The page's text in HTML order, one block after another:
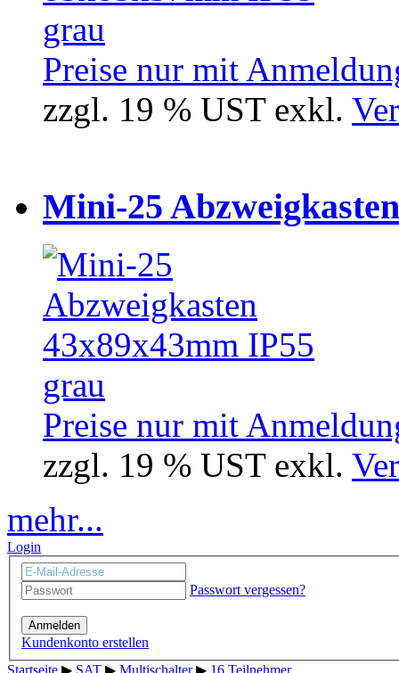
Preise nur mit
zzgl. 19 % UST exkl.
Mini-25
Preise nur mit
zzgl. 19 % UST exkl.
mehr...
Login
Passwort vergessen?
Anmelden
Kundenkonto erstellen
Startseite ▶ SAT ▶ Multischalter▶ 16 Teilnehmer